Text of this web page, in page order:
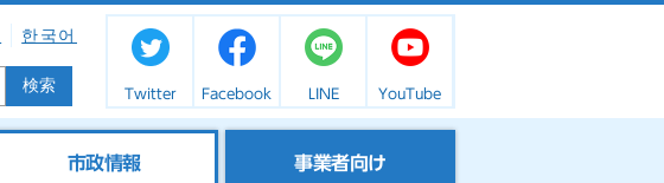
한국어
検索 Twitter Facebook LINE YouTube
市政情報 事業者向け